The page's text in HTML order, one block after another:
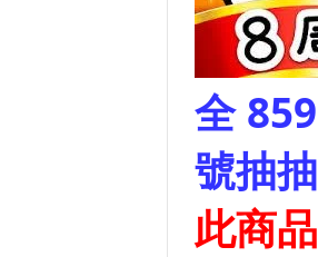
全
號抽
此商